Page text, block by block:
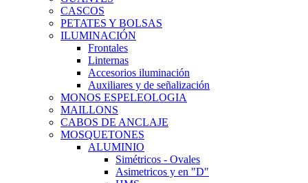
CASCOS
PETATES Y BOLSAS
ILUMINACIÓN
Frontales
Linternas
Accesorios iluminación
Auxiliares y de señalización
MONOS ESPELEOLOGIA
MAILLONS
CABOS DE ANCLAJE
MOSQUETONES
ALUMINIO
Simétricos - Ovales
Asimetricos y en "D"